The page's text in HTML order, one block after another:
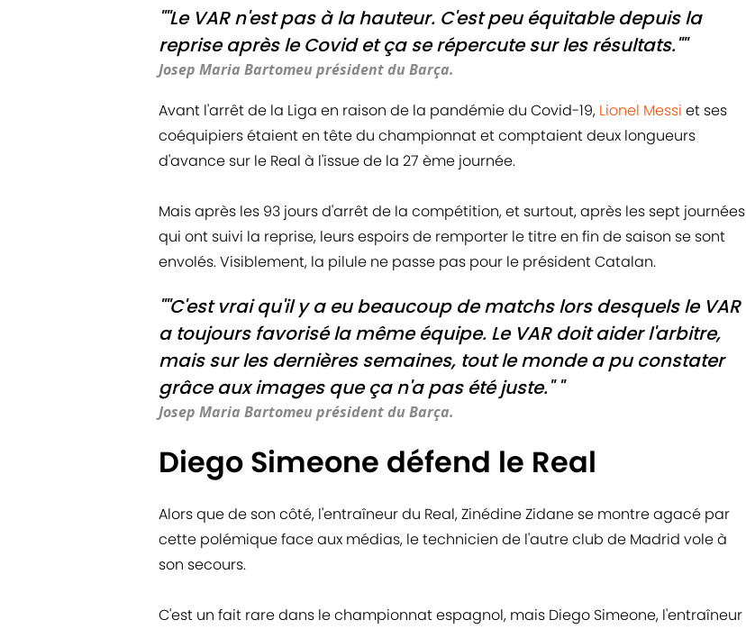
""Le VAR n'est pas à la hauteur. C'est peu équitable depuis la
reprise après le Covid et ça se répercute sur les résultats.""
Josep Maria Bartomeu président du Barça.
Avant l'arrêt de la Liga en raison de la pandémie du Covid-19, Lionel Messi et ses
coéquipiers étaient en tête du championnat et comptaient deux longueurs
d'avance sur le Real à l'issue de la 27 ème journée.
Mais après les 93 jours d'arrêt de la compétition, et surtout, après les sept journées
qui ont suivi la reprise, leurs espoirs de remporter le titre en fin de saison se sont
envolés. Visiblement, la pilule ne passe pas pour le président Catalan.
""C'est vrai qu'il y a eu beaucoup de matchs lors desquels le VAR
a toujours favorisé la même équipe. Le VAR doit aider l'arbitre,
mais sur les dernières semaines, tout le monde a pu constater
grâce aux images que ça n'a pas été juste." "
Josep Maria Bartomeu président du Barça.
Diego Simeone défend le Real
Alors que de son côté, l'entraîneur du Real, Zinédine Zidane se montre agacé par
cette polémique face aux médias, le technicien de l'autre club de Madrid vole à
son secours.
C'est un fait rare dans le championnat espagnol, mais Diego Simeone, l'entraîneur